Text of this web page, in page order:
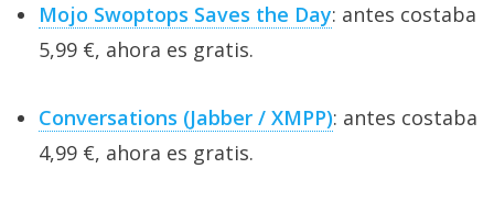
Mojo Swoptops Saves the Day: antes costaba
5,99 €, ahora es gratis.
Conversations (Jabber / XMPP): antes costaba
4,99 €, ahora es gratis.